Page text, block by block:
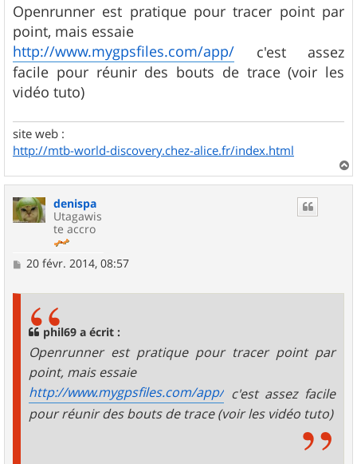
s
s
a
g
e
Openrunner est pratique pour tracer point par
point, mais essaie
http://www.mygpsfiles.com/app/ c'est assez
facile pour réunir des bouts de trace (voir les
vidéo tuto)
site web :
http://mtb-world-discovery.chez-alice.fr/index.html
a
denispa
Utagawis
te accro
M
20 févr. 2014, 08:57
phil69 a écrit :
Openrunner est pratique pour tracer point par
point, mais essaie
http://www.mygpsfiles.com/app/ c'est assez facile
pour réunir des bouts de trace (voir les vidéo tuto)